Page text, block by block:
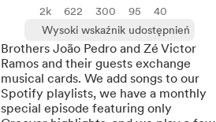
2k 622 300 95
40
Wysoki wskaźnik udostępnień
Brothers João Pedro and Zé Victor
Ramos and their guests exchange
musical cards. We add songs to our
Spotify playlists, we have a monthly
special episode featuring only